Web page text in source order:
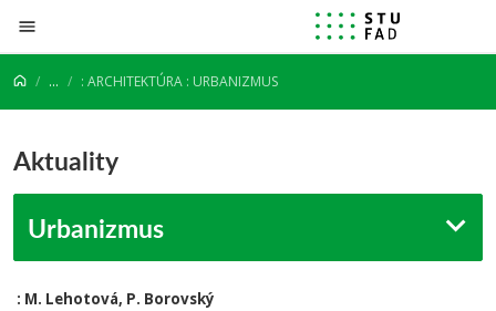
Prejsť na obsah
... : ARCHITEKTÚRA : URBANIZMUS
Aktuality
Urbanizmus
: M. Lehotová, P. Borovský